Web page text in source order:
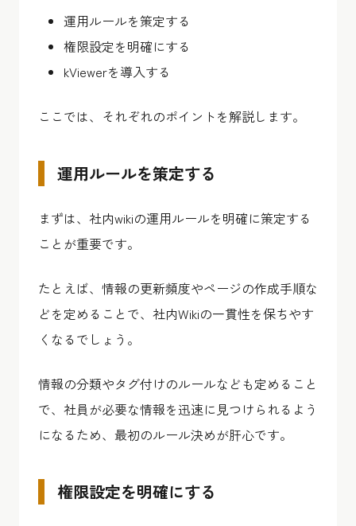
運用ルールを策定する
権限設定を明確にする
kViewerを導入する
ここでは、それぞれのポイントを解説します。
運用ルールを策定する
まずは、社内wikiの運用ルールを明確に策定する
ことが重要です。
たとえば、情報の更新頻度やページの作成手順な
どを定めることで、社内Wikiの一貫性を保ちやす
くなるでしょう。
情報の分類やタグ付けのルールなども定めること
で、社員が必要な情報を迅速に見つけられるよう
になるため、最初のルール決めが肝心です。
権限設定を明確にする